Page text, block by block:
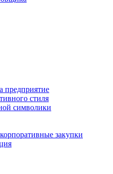
предприятие
стиля
символики
закупки